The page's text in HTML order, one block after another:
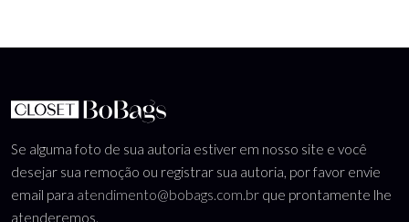
Se alguma foto de sua autoria estiver em nosso site e você
desejar sua remoção ou registrar sua autoria, por favor envie
email para atendimento@bobags.com.br que prontamente lhe
atenderemos.